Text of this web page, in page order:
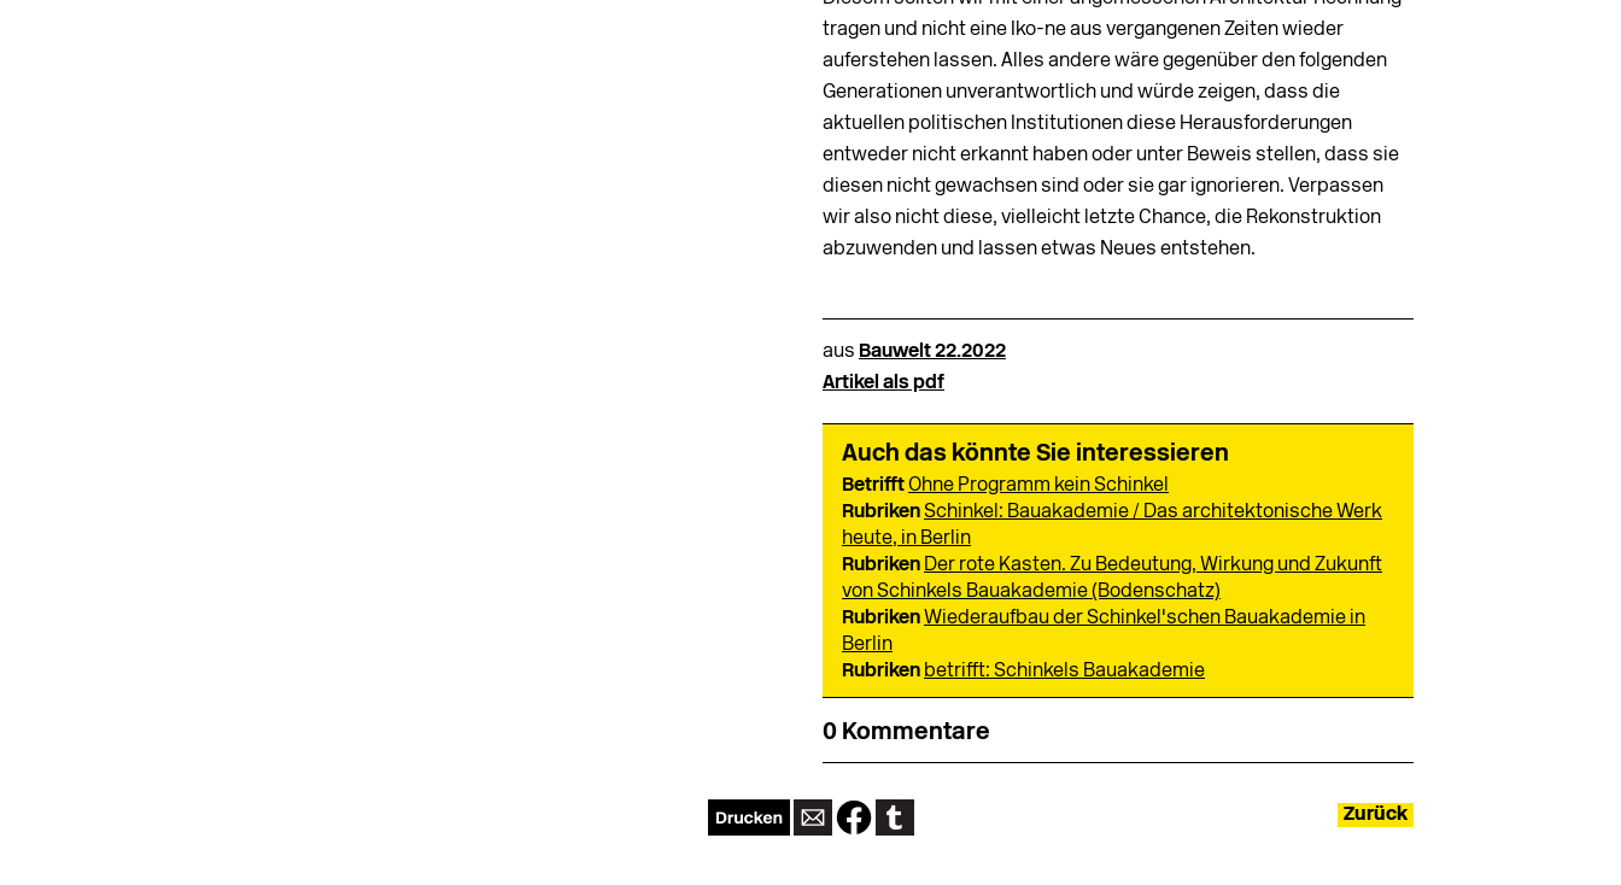
tragen und nicht eine Iko­-ne aus vergangenen Zeiten wieder
auferstehen lassen. Alles andere wäre gegenüber den folgenden
Generationen unverantwortlich und würde zeigen, dass die
aktuellen politischen Institutionen diese Herausforderungen
entweder nicht erkannt haben oder unter Beweis stellen, dass sie
diesen nicht gewachsen sind oder sie gar ignorieren. Verpassen
wir also nicht diese, vielleicht letzte Chance, die Rekonstruktion
abzuwenden und lassen etwas Neues entstehen.
aus Bauwelt 22.2022
Artikel als pdf
Auch das könnte Sie interessieren
BetrifftOhne Programm kein Schinkel
RubrikenSchinkel: Bauakademie / Das architektonische Werk
heute, in Berlin
Rubriken Der rote Kasten. Zu Bedeutung, Wirkung und Zukunft
von Schinkels Bauakademie (Bodenschatz)
Rubriken Wiederaufbau der Schinkel'schen Bauakademie in
Berlin
Rubriken betrifft: Schinkels Bauakademie
0 Kommentare
Zurück